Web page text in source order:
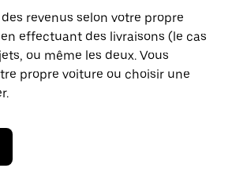
revenus selon votre propre
effectuant des livraisons (le cas
ou même les deux. Vous
propre voiture ou choisir une